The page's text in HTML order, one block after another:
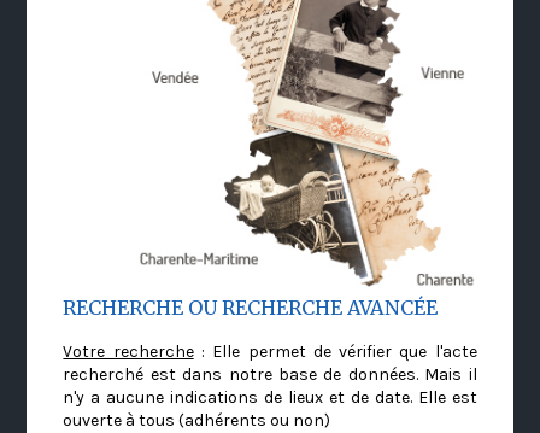
RECHERCHE OU RECHERCHE AVANCÉE
Votre recherche: Elle permet de vérifier que l'acte
recherché est dans notre base de données. Mais il
n'y a aucune indications de lieux et de date. Elle est
ouverte à tous (adhérents ou non)